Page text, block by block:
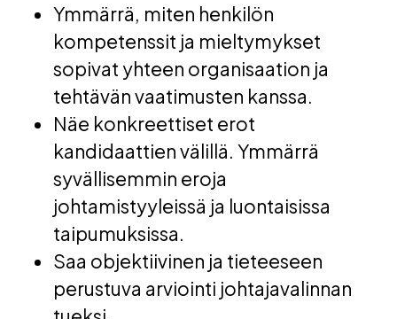
Ymmärrä, miten henkilön
kompetenssit ja mieltymykset
sopivat yhteen organisaation ja
tehtävän vaatimusten kanssa.
Näe konkreettiset erot
kandidaattien välillä. Ymmärrä
syvällisemmin eroja
johtamistyyleissä ja luontaisissa
taipumuksissa.
Saa objektiivinen ja tieteeseen
perustuva arviointi johtajavalinnan